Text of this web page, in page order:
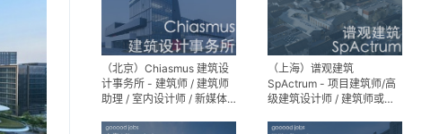
（北京）Chiasmus 建筑设
计事务所 - 建筑师 / 建筑师
助理 / 室内设计师 / 新媒体
（上海）谱观建筑
SpActrum - 项目建筑师/高
级建筑设计师 / 建筑师或助
媒体助理 / 实习生（建筑设